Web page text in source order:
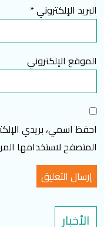
البريد الإلكتروني*
الموقع الإلكتروني
احفظ اسمي، بريدي
المتصفح لاستخدامها
الأخبار